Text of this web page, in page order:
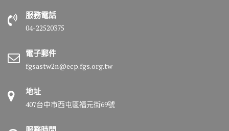
服務電話
04-22520375
電子郵件
fgsastw2n@ecp.fgs.org.tw
地址
407台中市西屯區福元街69號